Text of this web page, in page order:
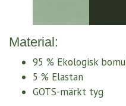
Material:
95 % Ekologisk
5 % Elastan
GOTS-märkt tyg